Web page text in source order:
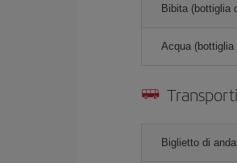
Bibita (bottiglia
Acqua (bottiglia
Transporti
Biglietto di